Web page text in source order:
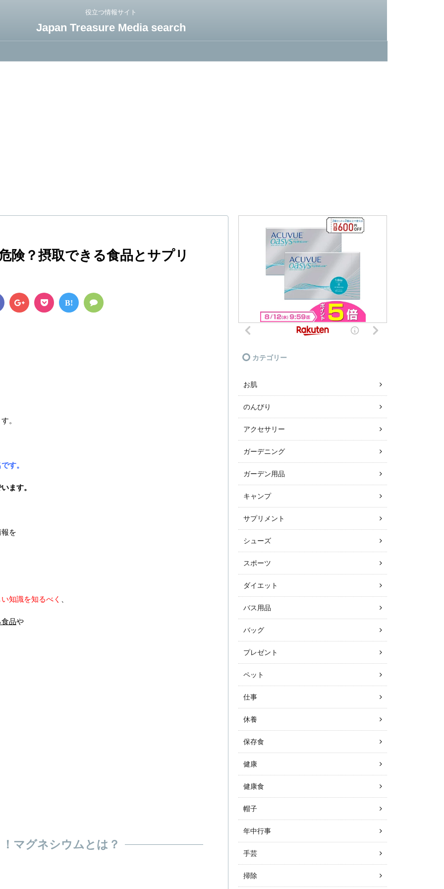
役立つ情報サイト
Japan Treasure Media search
険？摂取できる食品とサプリ
B!
。
す。
ます。
を
知識を知るべく
品や
マグネシウムとは？
カテゴリー
お肌
のんびり
アクセサリー
ガーデニング
ガーデン用品
キャンプ
サプリメント
シューズ
スポーツ
ダイエット
バス用品
バッグ
プレゼント
ペット
仕事
休養
保存食
健康
健康食
帽子
年中行事
手芸
掃除